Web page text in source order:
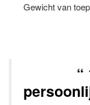
Gewicht van
“ 1